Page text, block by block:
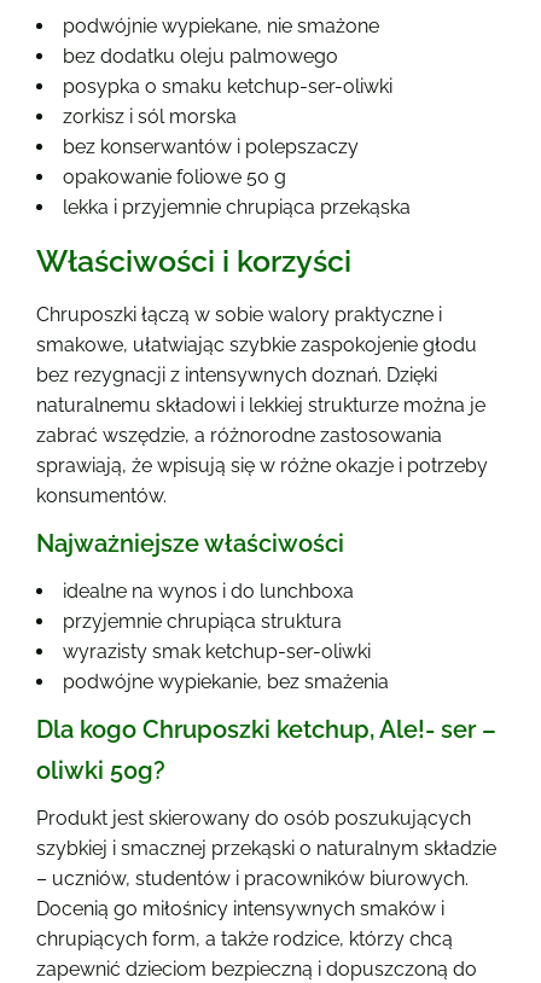
podwójnie wypiekane, nie smażone
bez dodatku oleju palmowego
posypka o smaku ketchup-ser-oliwki
zorkisz i sól morska
bez konserwantów i polepszaczy
opakowanie foliowe 50 g
lekka i przyjemnie chrupiąca przekąska
Właściwości i korzyści
Chruposzki łączą w sobie walory praktyczne i
smakowe, ułatwiając szybkie zaspokojenie głodu
bez rezygnacji z intensywnych doznań. Dzięki
naturalnemu składowi i lekkiej strukturze można je
zabrać wszędzie, a różnorodne zastosowania
sprawiają, że wpisują się w różne okazje i potrzeby
konsumentów.
Najważniejsze właściwości
idealne na wynos i do lunchboxa
przyjemnie chrupiąca struktura
wyrazisty smak ketchup-ser-oliwki
podwójne wypiekanie, bez smażenia
Dla kogo Chruposzki ketchup, Ale!- ser –
oliwki 50g?
Produkt jest skierowany do osób poszukujących
szybkiej i smacznej przekąski o naturalnym składzie
– uczniów, studentów i pracowników biurowych.
Docenią go miłośnicy intensywnych smaków i
chrupiących form, a także rodzice, którzy chcą
zapewnić dzieciom bezpieczną i dopuszczoną do